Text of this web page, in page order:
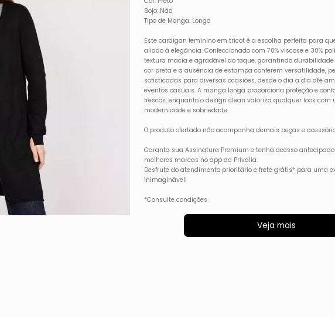
Bojo: Não
Tipo de Manga: Longa
Este cardigan feminino em tricot é a escolha perfeita para
aliado à elegância. Confeccionado com 70% viscose e 30%
textura macia e agradável ao toque, garantindo
cor preta e a ausência de estampa conferem versatilidade,
sofisticadas para diversas ocasiões, desde o dia a dia até
eventos casuais. A manga longa proporciona proteção e
frescos, enquanto o design clean valoriza qualquer look com
modernidade e sobriedade.
O produto ofertado não acompanha demais peças e
Garanta sua Assinatura Premium e tenha acesso
melhores marcas no app da Privalia.
Desfrute do atendimento prioritário e frete grátis* para uma
inimaginável!
*Consulte condições
Veja mais